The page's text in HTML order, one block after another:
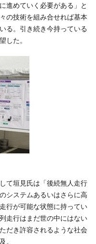
進めていく必要がある」と
の技術を組み合せれば基本
る。引き続き今持っている
した。
て垣見氏は「後続無人走行
システムあるいはさらに高
行が可能な状態に持ってい
走行はまだ世の中にはない
だき許容されるような社会
。